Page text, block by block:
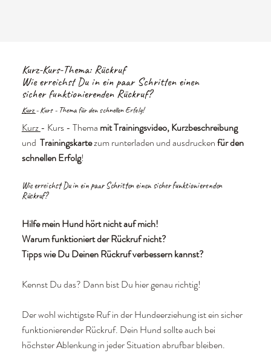
Kurz-Kurs-Thema: Rückruf
Wie erreichst Du in ein paar Schritten einen
sicher funktionierenden Rückruf?
Kurz- Kurs - Thema für den schnellen Erfolg!
Kurz- Kurs - Thema mit Trainingsvideo, Kurzbeschreibung
und Trainingskartezum runterladen und ausdruckenfür den
schnellen Erfolg!
Wie erreichst Du in ein paar Schritten einen sicher funktionierenden
Rückruf?
Hilfe mein Hund hört nicht auf mich!
Warum funktioniert der Rückruf nicht?
Tipps wie Du Deinen Rückruf verbessern kannst?
Kennst Du das? Dann bist Du hier genau richtig!
Der wohl wichtigste Ruf in der Hundeerziehung ist ein sicher
funktionierender Rückruf. Dein Hund sollte auch bei
höchster Ablenkung in jeder Situation abrufbar bleiben.